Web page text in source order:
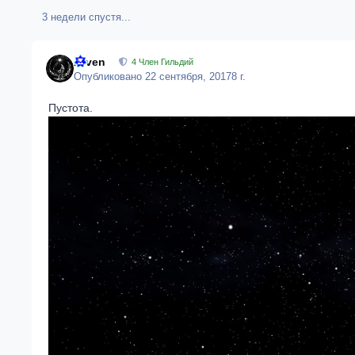
3 недели спустя...
Arven 4 Член Гильдий
Опубликовано 22 сентября, 20178 г.
Пустота.